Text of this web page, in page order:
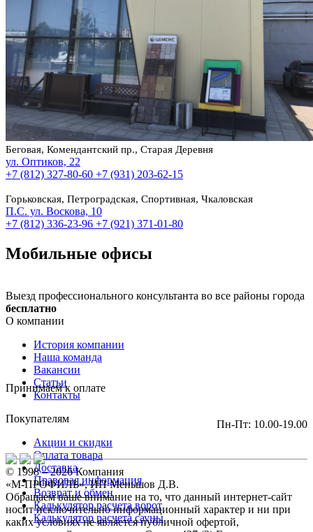
Беговая, Комендантский пр., Старая Деревня
ул. Оптиков, 22
+7 (812) 327-80-60 +7 (931) 203-62-15
Горьковская, Петроградская, Спортивная, Чкаловская
П.С. ул. Воскова, 10
+7 (812) 336-23-96 +7 (921) 371-01-80
Мобильные офисы
Выезд профессионального консультанта во все районы города
бесплатно
О компании
История компании
Наша команда
Вакансии
Статьи
Контакты
Покупателям
Акции и скидки
Оплата товара
Доставка
Правовая информация
Возврат и обмен
Калькулятор расчета ворот
Калькулятор расчета сауны
Принимаем к оплате
Пн-Пт: 10.00-19.00
© 1998 – 2026 Компания
«М-ПРОФИЛЬ», ИП Меньшов Д.В.
Обращаем ваше внимание на то, что данный интернет-сайт
носит исключительно информационный характер и ни при
каких условиях не является публичной офертой,